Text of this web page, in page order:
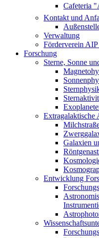
Cafeteria
Kontakt und
Verwaltung
Förderverein AIP
Forschung
Sterne, Sonne
Extragalaktische
Galaxien
Entwicklung